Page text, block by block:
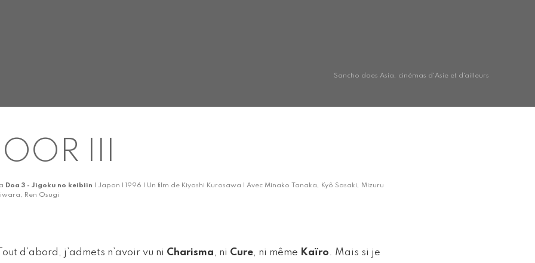
Sancho does Asia, cinémas d'Asie et d'ailleurs
III
Doa 3 - Jigoku no keibiin | Japon | 1996 | Un film de Kiyoshi Kurosawa | Avec Minako Tanaka, Kyô Sasaki, Mizuru
Ren Osugi
d’abord, j’admets n’avoir vu ni Charisma, ni Cure, ni même Kaïro. Mais si je